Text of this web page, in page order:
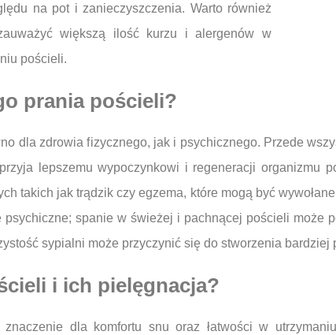
na pot i zanieczyszczenia. Warto również
większą ilość kurzu i alergenów w
pościeli.
prania pościeli?
dla zdrowia fizycznego, jak i psychicznego. Przede
lepszemu wypoczynkowi i regeneracji organizmu
takich jak trądzik czy egzema, które mogą być
spanie w świeżej i pachnącej pościeli może
sypialni może przyczynić się do stworzenia bardziej
i ich pielęgnacja?
dla komfortu snu oraz łatwości w